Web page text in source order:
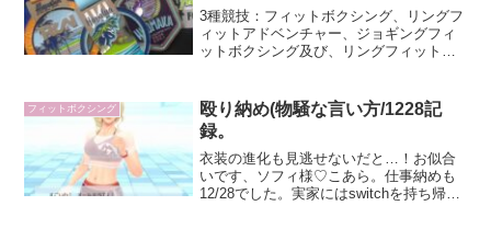
3種競技：フィットボクシング、リングフ
ィットアドベンチャー、ジョギングフィ
ットボクシング及び、リングフィットに
はフィットボクシング、リングフィット
アドベンチャー、ジョギ...
フィットボクシング
殴り納め(物騒な言い方/1228記
録。
衣装の進化も見逃せないだと…！お似合
いです、ソフィ様♡こあら。仕事納めも
12/28でした。実家にはswitchを持ち帰ら